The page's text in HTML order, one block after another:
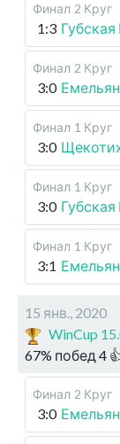
Финал 2 Круг
1:3
Финал 2 Круг
3:0
Финал 1 Круг
3:0
Финал 1 Круг
3:0
Финал 1 Круг
3:1
15 янв., 2020
WinCup
67% побед 4
Финал 2 Круг
3:0